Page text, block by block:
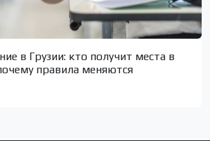
в Грузии: кто получит места в
правила меняются